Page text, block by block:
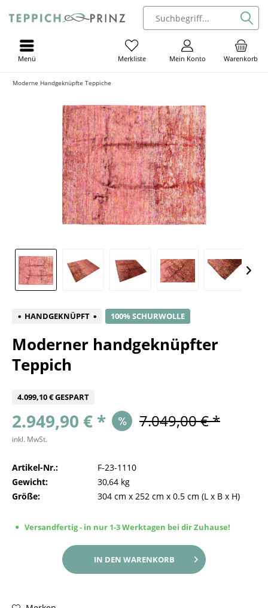
Warenkorb
Mein Konto
Merkliste
Menü
Moderne Handgeknüpfte Teppiche
HANDGEKNÜPFT 100% SCHURWOLLE
Moderner handgeknüpfter
Teppich
4.099,10 € GESPART
2.949,90 € * 7.049,00 € *
inkl. MwSt.
Artikel-Nr.:
F-23-1110
Gewicht:
30,64 kg
Größe:
304 cm x 252 cm x 0.5 cm (L x B x H)
Versandfertig - in nur 1-3 Werktagen bei dir Zuhause!
IN DEN WARENKORB